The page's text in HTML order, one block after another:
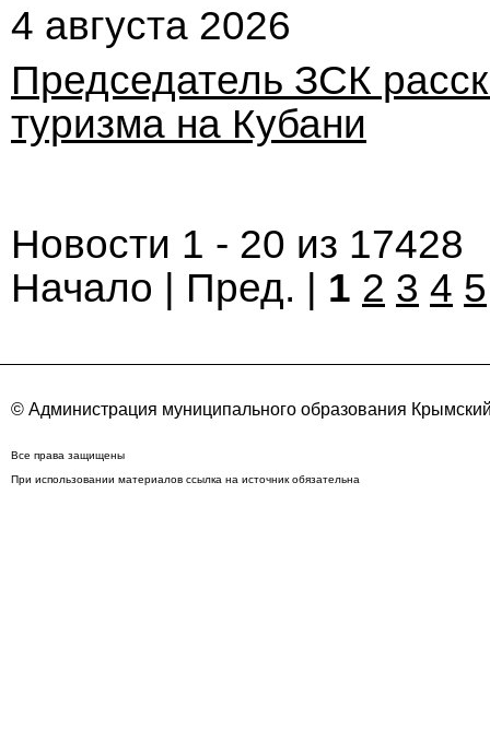
4 августа 2026
Председатель ЗСК
туризма на Кубани
Новости 1 - 20 из 17428
Начало | Пред. | 1 2 3 4 5
© Администрация муниципального образования
Все права защищены
При использовании материалов ссылка на источник обязательна